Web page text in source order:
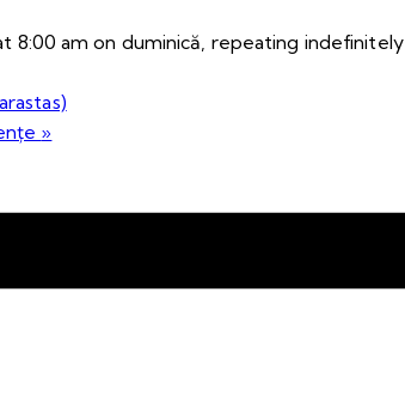
8:00 am on duminică, repeating indefinitely
»